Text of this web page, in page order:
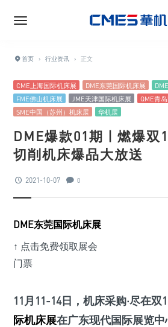
首页 › 行业资讯 › 正文
CME上海国际机床展 DME东莞国际机床展
FME佛山机床展
JME天津国际机床展
QME青
SME中国（苏州）机床展
华机展
DME爆款01期 | 燃爆双
切削机床爆品大放送
2021-10-07 0
DME东莞国际机床展
↑ 点击免费领取展会
门票
11月11-14日，机床采购·尽在
际机床展在广东现代国际展览